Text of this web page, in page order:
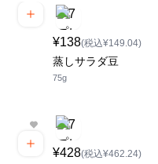
¥138(税込¥149.04)
蒸しサラダ豆
75g
¥428(税込¥462.24)